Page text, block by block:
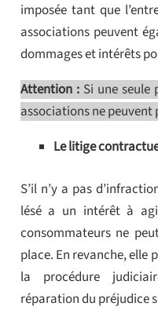
imposée tant que
associations peuvent
dommages et intérêts
Attention : Si une seule
associations ne peuvent
Le litige
S’il n’y a pas
lésé a un intérêt à
consommateurs ne
place. En revanche, elle
la procédure
réparation du préjudice